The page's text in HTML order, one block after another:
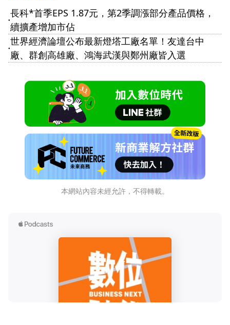
●
長科*首季EPS 1.87元，第2季調漲部分產品價格，
續擴產增加市佔
●
世界經濟論壇公布最新燈塔工廠名單！友達台中
廠、群創高雄廠、鴻海武漢與鄭州廠皆入選
本網站內容未經允許，不得轉載。